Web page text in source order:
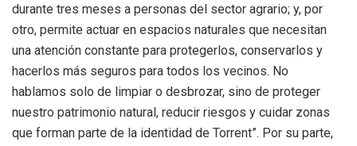
durante tres meses a personas del sector agrario; y, por
otro, permite actuar en espacios naturales que necesitan
una atención constante para protegerlos, conservarlos y
hacerlos más seguros para todos los vecinos. No
hablamos solo de limpiar o desbrozar, sino de proteger
nuestro patrimonio natural, reducir riesgos y cuidar zonas
que forman parte de la identidad de Torrent”. Por su parte,